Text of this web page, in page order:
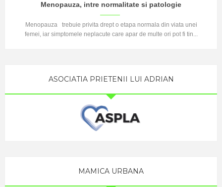
Menopauza, intre normalitate si patologie
Menopauza trebuie privita drept o etapa normala din viata unei
femei, iar simptomele neplacute care apar de multe ori pot fi tin...
ASOCIATIA PRIETENII LUI ADRIAN
MAMICA URBANA